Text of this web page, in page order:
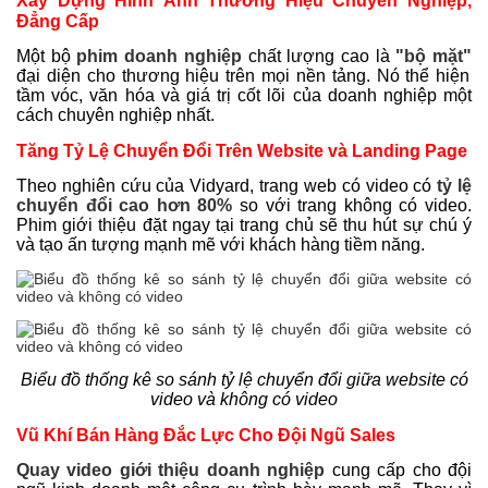
Đẳng Cấp
Một bộ phim doanh nghiệp chất lượng cao là "bộ mặt"
đại diện cho thương hiệu trên mọi nền tảng. Nó thể hiện
tầm vóc, văn hóa và giá trị cốt lõi của doanh nghiệp một
cách chuyên nghiệp nhất.
Tăng Tỷ Lệ Chuyển Đổi Trên Website và Landing Page
Theo nghiên cứu của Vidyard, trang web có video cótỷ lệ
chuyển đổi cao hơn 80% so với trang không có video.
Phim giới thiệu đặt ngay tại trang chủ sẽ thu hút sự chú ý
và tạo ấn tượng mạnh mẽ với khách hàng tiềm năng.
Biểu đồ thống kê so sánh tỷ lệ chuyển đổi giữa website có
video và không có video
Vũ Khí Bán Hàng Đắc Lực Cho Đội Ngũ Sales
Quay video giới thiệu doanh nghiệp cung cấp cho đội